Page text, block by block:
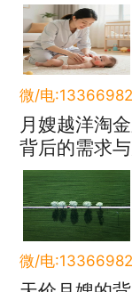
微/电
月嫂越洋淘
背后的需求
微/电